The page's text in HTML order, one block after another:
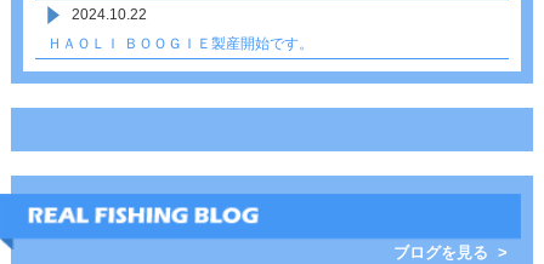
2024.10.22
ＨＡＯＬＩ ＢＯＯＧＩＥ製産開始です。
ブログを見る >